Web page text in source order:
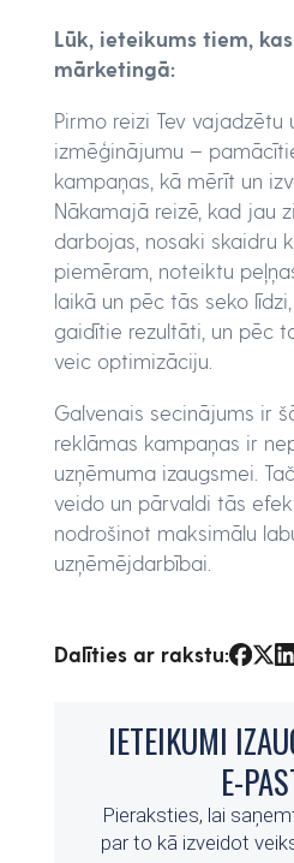
Lūk, ieteikums tiem,
mārketingā:
Pirmo reizi Tev vajadzētu
izmēģinājumu –
kampaņas, kā mērīt un
Nākamajā reizē, kad jau
darbojas, nosaki skaidru
piemēram, noteiktu
laikā un pēc tās seko
gaidītie rezultāti, un pēc
veic optimizāciju.
Galvenais secinājums ir
reklāmas kampaņas ir
uzņēmuma izaugsmei.
veido un pārvaldi tās
nodrošinot maksimālu
uzņēmējdarbībai.
Dalīties ar rakstu: